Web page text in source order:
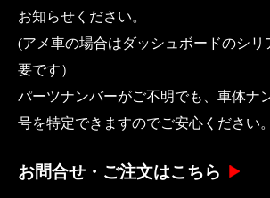
お知らせください。
(アメ車の場合はダッシュボードのシリ
要です）
パーツナンバーがご不明でも、車体ナ
号を特定できますのでご安心ください。
お問合せ・ご注文はこちら